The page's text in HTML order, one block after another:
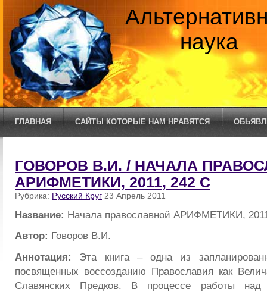
наука
ГЛАВНАЯ САЙТЫ КОТОРЫЕ НАМ НРАВЯТСЯ
ГОВОРОВ В.И. / НАЧАЛА
АРИФМЕТИКИ, 2011, 242 С
Рубрика: Русский Круг 23 Апрель 2011
Название: Начала православной АРИФМЕТИКИ,
Автор: Говоров В.И.
Аннотация: Эта книга – одна из
посвященных воссозданию Православия как
Славянских Предков. В процессе работы над